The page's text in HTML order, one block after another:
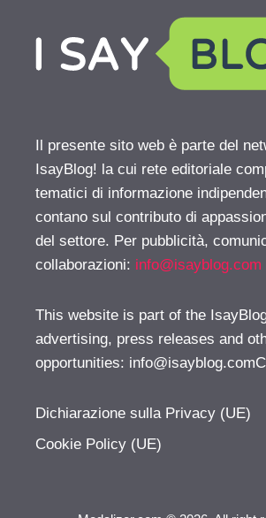
Il presente sito web è parte del
IsayBlog! la cui rete editoriale
tematici di informazione
contano sul contributo di
del settore. Per pubblicità,
collaborazioni: info@isayblog.com
This website is part of the
advertising, press releases and
opportunities:
Dichiarazione sulla Privacy (UE)
Cookie Policy (UE)